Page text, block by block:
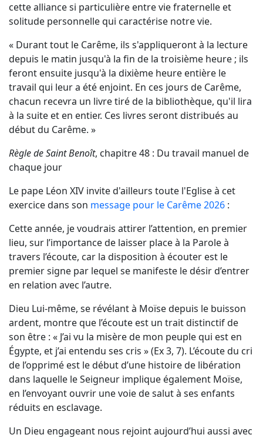
cette alliance si particulière entre vie fraternelle et
solitude personnelle qui caractérise notre vie.
« Durant tout le Carême, ils s'appliqueront à la lecture
depuis le matin jusqu'à la fin de la troisième heure ; ils
feront ensuite jusqu'à la dixième heure entière le
travail qui leur a été enjoint. En ces jours de Carême,
chacun recevra un livre tiré de la bibliothèque, qu'il lira
à la suite et en entier. Ces livres seront distribués au
début du Carême. »
Règle de Saint Benoît, chapitre 48 : Du travail manuel de
chaque jour
Le pape Léon XIV invite d'ailleurs toute l'Eglise à cet
exercice dans son message pour le Carême 2026 :
Cette année, je voudrais attirer l’attention, en premier
lieu, sur l’importance de laisser place à la Parole à
travers l’écoute, car la disposition à écouter est le
premier signe par lequel se manifeste le désir d’entrer
en relation avec l’autre.
Dieu Lui-même, se révélant à Moïse depuis le buisson
ardent, montre que l’écoute est un trait distinctif de
son être : « J’ai vu la misère de mon peuple qui est en
Égypte, et j’ai entendu ses cris » (Ex 3, 7). L’écoute du cri
de l’opprimé est le début d’une histoire de libération
dans laquelle le Seigneur implique également Moïse,
en l’envoyant ouvrir une voie de salut à ses enfants
réduits en esclavage.
Un Dieu engageant nous rejoint aujourd’hui aussi avec